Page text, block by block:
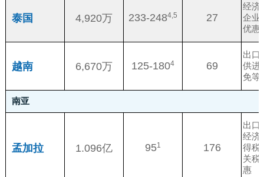
泰国 4,920万 233-2484,5 27
经济
企业
优惠
越南 6,670万 125-1804 69
出口
供进
免等
南亚
孟加拉 1.096亿 951 176
出口
经济
得税
关税
惠